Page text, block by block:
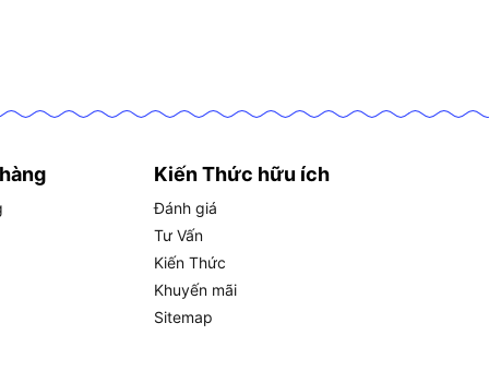
Kiến Thức hữu ích
Đánh giá
Tư Vấn
Kiến Thức
Khuyến mãi
Sitemap